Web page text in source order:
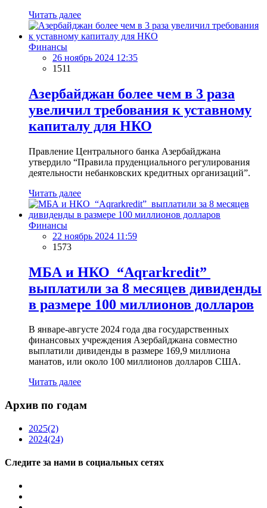
Читать далее
Финансы
26 ноябрь 2024 12:35
1511
Азербайджан более чем в 3 раза
увеличил требования к уставному
капиталу для НКО
Правление Центрального банка Азербайджана
утвердило “Правила пруденциального регулирования
деятельности небанковских кредитных организаций”.
Читать далее
Финансы
22 ноябрь 2024 11:59
1573
МБА и НКО “Aqrarkredit”
выплатили за 8 месяцев дивиденды
в размере 100 миллионов долларов
В январе-августе 2024 года два государственных
финансовых учреждения Азербайджана совместно
выплатили дивиденды в размере 169,9 миллиона
манатов, или около 100 миллионов долларов США.
Читать далее
Архив по годам
2025(2)
2024(24)
Следите за нами в социальных сетях